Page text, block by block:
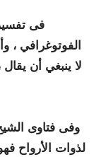
فى
الفوتوغرافي ،
لا ينبغي أن
وفى فتاوى
لذوات الأرواح